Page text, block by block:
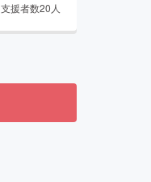
支援者数20 人